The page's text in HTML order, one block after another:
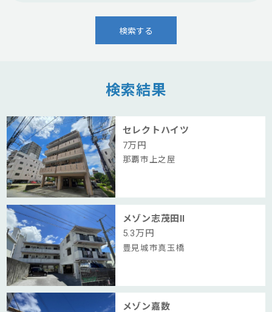
検索する
検索結果
セレクトハイツ
7万円
那覇市上之屋
メゾン志茂田Ⅱ
5.3万円
豊見城市真玉橋
メゾン嘉数